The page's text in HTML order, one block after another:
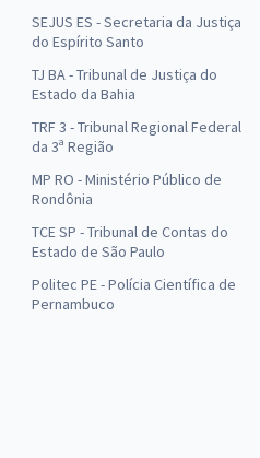
SEJUS ES - Secretaria da Justiça
do Espírito Santo
TJ BA - Tribunal de Justiça do
Estado da Bahia
TRF 3 - Tribunal Regional Federal
da 3ª Região
MP RO - Ministério Público de
Rondônia
TCE SP - Tribunal de Contas do
Estado de São Paulo
Politec PE - Polícia Científica de
Pernambuco